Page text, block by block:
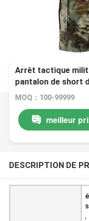
Arrêt tactique
pantalon de short
MOQ：100-99999
meilleur
DESCRIPTION DE
,